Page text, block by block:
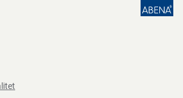
förpackningskassering